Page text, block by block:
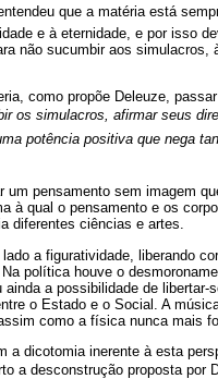
que a matéria está
e à eternidade, e por isso
não sucumbir aos
como propõe Deleuze,
os simulacros, afirmar seus
potência positiva que nega
um pensamento sem imagem
à qual o pensamento e os
diferentes ciências e artes.
a figuratividade, liberando
política houve o
a possibilidade de
o Estado e o Social. A
como a física nunca mais
a dicotomia inerente à esta
a desconstrução proposta por